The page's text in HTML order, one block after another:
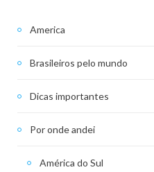
America
Brasileiros pelo mundo
Dicas importantes
Por onde andei
América do Sul